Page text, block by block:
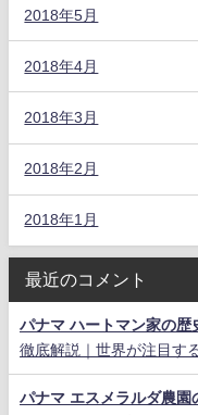
2018年5月
2018年4月
2018年3月
2018年2月
2018年1月
最近のコメント
パナマ ハートマン家の歴
徹底解説｜世界が注目す
パナマ エスメラルダ農